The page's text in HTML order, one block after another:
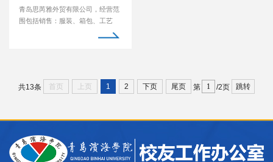
青岛思芮雅外贸有限公司，经营范
围包括销售：服装、箱包、工艺
共13条 首页 上页 1 2 下页 尾页 第 /2页 跳转